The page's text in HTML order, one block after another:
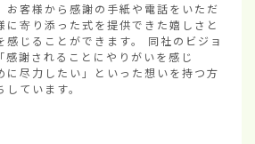
お客様から感謝の手紙や電話をいただ
に寄り添った式を提供できた嬉しさと
感じることができます。 同社のビジョ
感謝されることにやりがいを感じ
に尽力したい」といった想いを持つ方
ています。